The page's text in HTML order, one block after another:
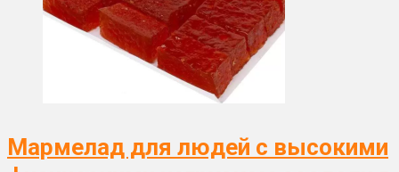
Мармелад для людей с высокими